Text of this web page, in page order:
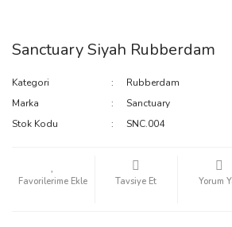
Sanctuary Siyah Rubberdam
Kategori
Rubberdam
Marka
Sanctuary
Stok Kodu
SNC.004
Tavsiye Et Yorum